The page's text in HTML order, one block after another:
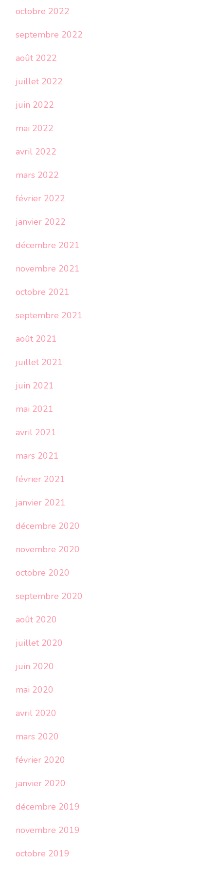
octobre 2022
septembre 2022
août 2022
juillet 2022
juin 2022
mai 2022
avril 2022
mars 2022
février 2022
janvier 2022
décembre 2021
novembre 2021
octobre 2021
septembre 2021
août 2021
juillet 2021
juin 2021
mai 2021
avril 2021
mars 2021
février 2021
janvier 2021
décembre 2020
novembre 2020
octobre 2020
septembre 2020
août 2020
juillet 2020
juin 2020
mai 2020
avril 2020
mars 2020
février 2020
janvier 2020
décembre 2019
novembre 2019
octobre 2019